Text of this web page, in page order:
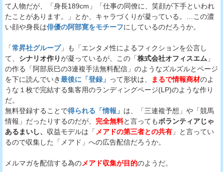
て人物だが、「身長189cm」「仕事の同僚に、笑顔が下手といわれ
たことがあります。」とか、キャラづくりが凝っている。…この濃
い顔や身長は俳優の阿部寛をモチーフにしているのだろうか。
「常昇社グループ」も「エンタメ性によるフィクションを公言し
て、 シナリオ作りが凝っているが、この「株式会社オフィスエム 」
の作る「阿部辰巳の3連複手法無料配信」のようなズルズルとページ
を下に読んでいき最後に「登録」 って形状は、 まるで情報商材のよ
うな１枚で完結する集客用のランディングページ(LP)のような作り
だ。
無料登録することで得られる「情報」 は、「三連複予想」や「競馬
情報」だったりするのだが、 完全無料と言ってもボランティアじゃ
あるまいし、 収益モデルは「 メアドの第三者との共有 」と言ってい
るので収集した「メアド」への広告配信だろうか。
メルマガを配信する為のメアド収集が目的のようだ。